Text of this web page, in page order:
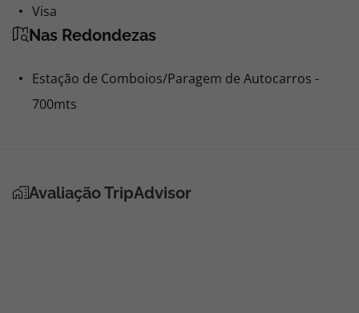
Visa
Nas Redondezas
Estação de Comboios/Paragem de Autocarros -
700mts
Avaliação TripAdvisor